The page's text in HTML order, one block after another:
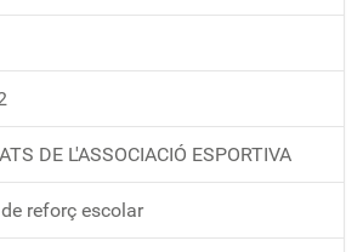
DE L'ASSOCIACIÓ ESPORTIVA
reforç escolar